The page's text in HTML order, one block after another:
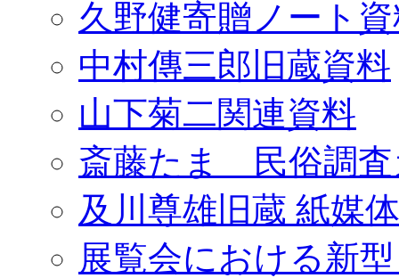
久野健寄贈ノート
中村傳三郎旧蔵資料
山下菊二関連資料
斎藤たま 民俗調査
及川尊雄旧蔵 紙媒
展覧会における新